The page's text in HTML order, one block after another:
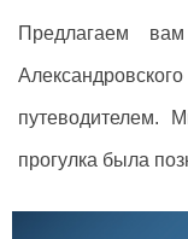
Предлагаем
путеводителем.
прогулка была